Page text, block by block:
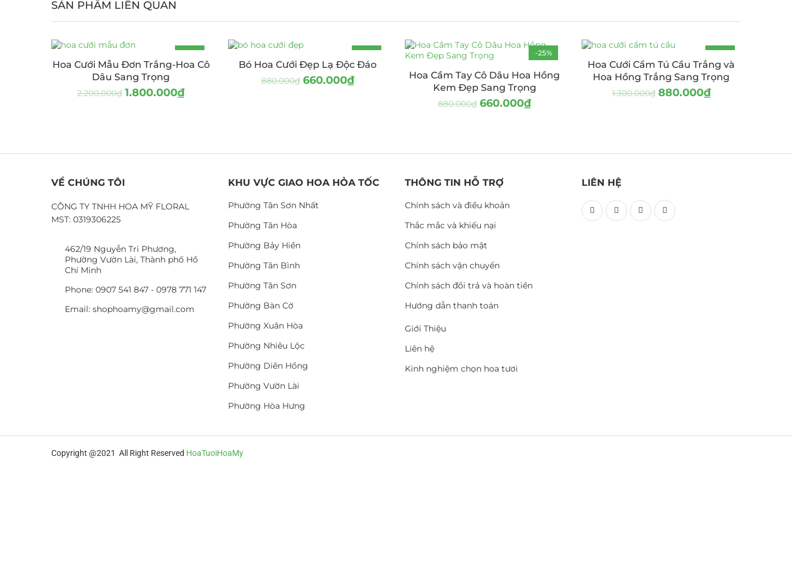
SẢN PHẨM LIÊN QUAN
-18%
Hoa Cưới Mẫu Đơn Trắng-Hoa Cô
Dâu Sang Trọng
2.200.000₫ 1.800.000₫
-25%
Bó Hoa Cưới Đẹp Lạ Độc Đáo
880.000₫ 660.000₫
-25%
Hoa Cầm Tay Cô Dâu Hoa Hồng
Kem Đẹp Sang Trọng
880.000₫ 660.000₫
-32%
Hoa Cưới Cẩm Tú Cầu Trắng và
Hoa Hồng Trắng Sang Trọng
1.300.000₫ 880.000₫
VỀ CHÚNG TÔI
CÔNG TY TNHH HOA MỸ FLORAL
MST: 0319306225
462/19 Nguyễn Tri Phương,
Phường Vườn Lài, Thành phố Hồ
Chí Minh
Phone: 0907 541 847 - 0978 771 147
Email: shophoamy@gmail.com
KHU VỰC GIAO HOA HỎA TỐC
Phường Tân Sơn Nhất
Phường Tân Hòa
Phường Bảy Hiền
Phường Tân Bình
Phường Tân Sơn
Phường Bàn Cờ
Phường Xuân Hòa
Phường Nhiêu Lộc
Phường Diên Hồng
Phường Vườn Lài
Phường Hòa Hưng
THÔNG TIN HỖ TRỢ
Chính sách và điều khoản
Thắc mắc và khiếu nại
Chính sách bảo mật
Chính sách vận chuyển
Chính sách đổi trả và hoàn tiền
Hướng dẫn thanh toán
Giới Thiệu
Liên hệ
Kinh nghiệm chọn hoa tươi
LIÊN HỆ
Copyright @2021 All Right Reserved HoaTuoiHoaMy